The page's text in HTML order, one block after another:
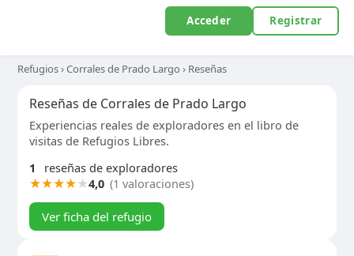
Acceder Registrar
Refugios›Corrales de Prado Largo › Reseñas
Reseñas de Corrales de Prado Largo
Experiencias reales de exploradores en el libro de
visitas de Refugios Libres.
1
reseñas de exploradores
★★★★★4,0 (1 valoraciones)
Ver ficha del refugio